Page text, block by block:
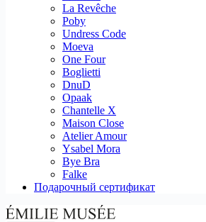
La Revêche
Poby
Undress Code
Moeva
One Four
Boglietti
DnuD
Opaak
Chantelle X
Maison Close
Atelier Amour
Ysabel Mora
Bye Bra
Falke
Подарочный сертификат